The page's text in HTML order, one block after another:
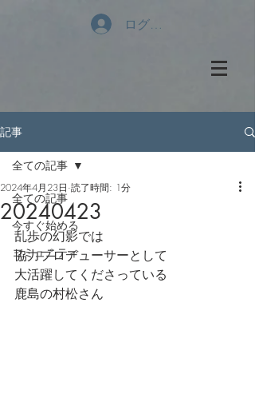
ログイン
記事
全ての記事
今すぐ始める
コミュニティ
全ての記事
20240423
2024年4月23日 読了時間: 1分
乱歩の幻影では
協力プロデューサーとして
大活躍してくださっている
鹿島の村松さん